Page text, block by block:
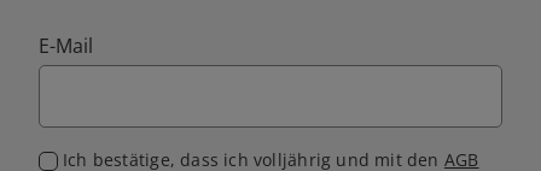
E-Mail
Ich bestätige, dass ich volljährig und mit den AGB